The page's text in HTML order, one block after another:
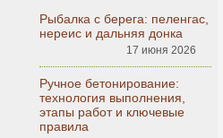
Рыбалка с берега: пеленгас,
нереис и дальняя донка
17 июня 2026
Ручное бетонирование:
технология выполнения,
этапы работ и ключевые
правила